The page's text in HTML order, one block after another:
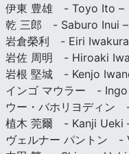
伊東 豊雄 - Toyo Ito –
乾 三郎 - Saburo Inui –
岩倉榮利 - Eiri
岩佐 周明 - Hiroaki
岩根 堅城 - Kenjo
インゴ マウラー -
ウー・バホリヨディン
植木 莞爾 - Kanji Ueki
ヴェルナー パントン -